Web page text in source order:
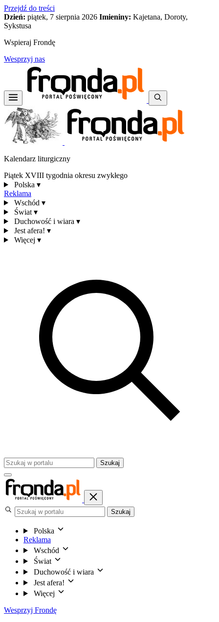
Przejdź do treści
Dzień: piątek, 7 sierpnia 2026 Imieniny: Kajetana, Doroty,
Sykstusa
Wspieraj Frondę
Wesprzyj nas
Kalendarz liturgiczny
Piątek XVIII tygodnia okresu zwykłego
Polska ▾
Reklama
Wschód ▾
Świat ▾
Duchowość i wiara ▾
Jest afera! ▾
Więcej ▾
Szukaj
Szukaj
Polska
Reklama
Wschód
Świat
Duchowość i wiara
Jest afera!
Więcej
Wesprzyj Frondę